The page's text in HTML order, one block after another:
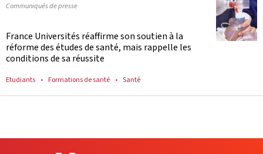
Communiqués de presse
France Universités réaffirme son soutien à la
réforme des études de santé, mais rappelle les
conditions de sa réussite
Etudiants Formations de santé Santé